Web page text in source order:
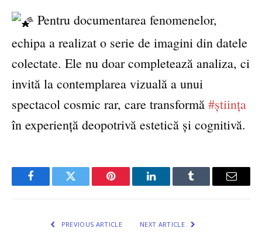
Pentru documentarea fenomenelor,
echipa a realizat o serie de imagini din datele
colectate. Ele nu doar completează analiza, ci
invită la contemplarea vizuală a unui
spectacol cosmic rar, care transformă #știința
în experiență deopotrivă estetică și cognitivă.
FacebookTwitter Pinterest LinkedInTumblr Email
PREVIOUS ARTICLE NEXT ARTICLE